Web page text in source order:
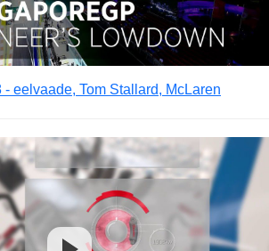
eelvaade, Tom Stallard, McLaren